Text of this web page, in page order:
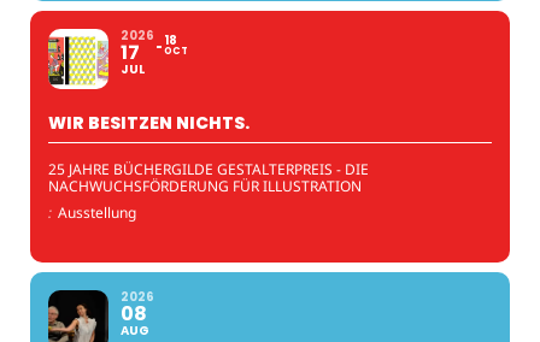
2026
17
JUL
18
OCT
WIR BESITZEN NICHTS.
25 JAHRE BÜCHERGILDE GESTALTERPREIS - DIE
NACHWUCHSFÖRDERUNG FÜR ILLUSTRATION
: Ausstellung
2026
08
AUG